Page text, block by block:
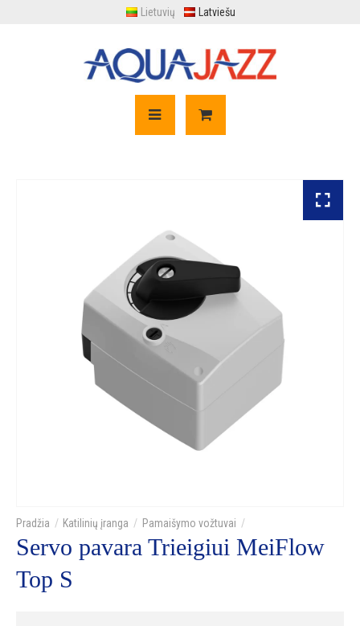
Lietuvių Latviešu
Katilinių įranga Pamaišymo vožtuvai
Servo pavara Trieigiui MeiFlow
Top S